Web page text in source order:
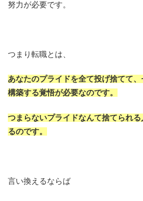
努力が必要です。
つまり転職とは、
あなたのプライドを全て投げ捨てて
構築する覚悟が必要なのです。
つまらないプライドなんて捨てられ
るのです。
言い換えるならば